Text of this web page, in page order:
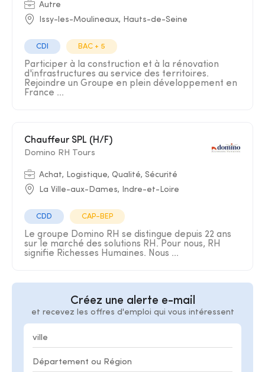
Autre
Issy-les-Moulineaux, Hauts-de-Seine
CDI BAC + 5
Participer à la construction et à la rénovation
d'infrastructures au service des territoires.
Rejoindre un Groupe en plein développement en
France ...
Chauffeur SPL (H/F)
Domino RH Tours
Achat, Logistique, Qualité, Sécurité
La Ville-aux-Dames, Indre-et-Loire
CDD CAP-BEP
Le groupe Domino RH se distingue depuis 22 ans
sur le marché des solutions RH. Pour nous, RH
signifie Richesses Humaines. Nous ...
Créez une alerte e-mail
et recevez les offres d'emploi qui vous intéressent